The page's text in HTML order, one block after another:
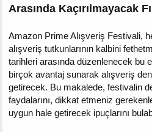
Arasında Kaçırılmayacak
Amazon Prime Alışveriş Festivali,
alışveriş tutkunlarının kalbini
tarihleri arasında düzenlenecek bu
birçok avantaj sunarak alışveriş
getirecek. Bu makalede, festivalin
faydalarını, dikkat etmeniz
uygun hale getirecek ipuçlarını